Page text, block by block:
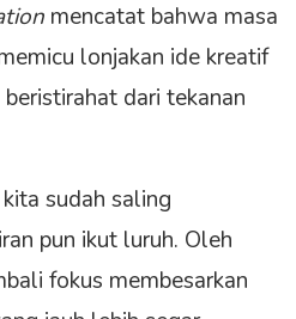
mencatat bahwa masa
lonjakan ide kreatif
dari tekanan
sudah saling
pun ikut luruh. Oleh
fokus membesarkan